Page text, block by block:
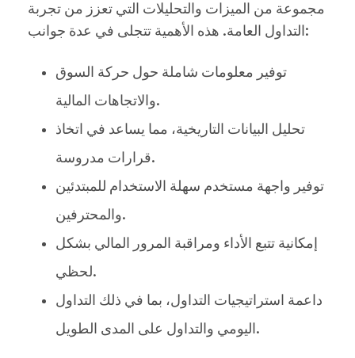
مجموعة من الميزات والتحليلات التي تعزز من تجربة
التداول العامة. هذه الأهمية تتجلى في عدة جوانب:
توفير معلومات شاملة حول حركة السوق
والاتجاهات المالية.
تحليل البيانات التاريخية، مما يساعد في اتخاذ
قرارات مدروسة.
توفير واجهة مستخدم سهلة الاستخدام للمبتدئين
والمحترفين.
إمكانية تتبع الأداء ومراقبة المرور المالي بشكل
لحظي.
داعمة استراتيجيات التداول، بما في ذلك التداول
اليومي والتداول على المدى الطويل.